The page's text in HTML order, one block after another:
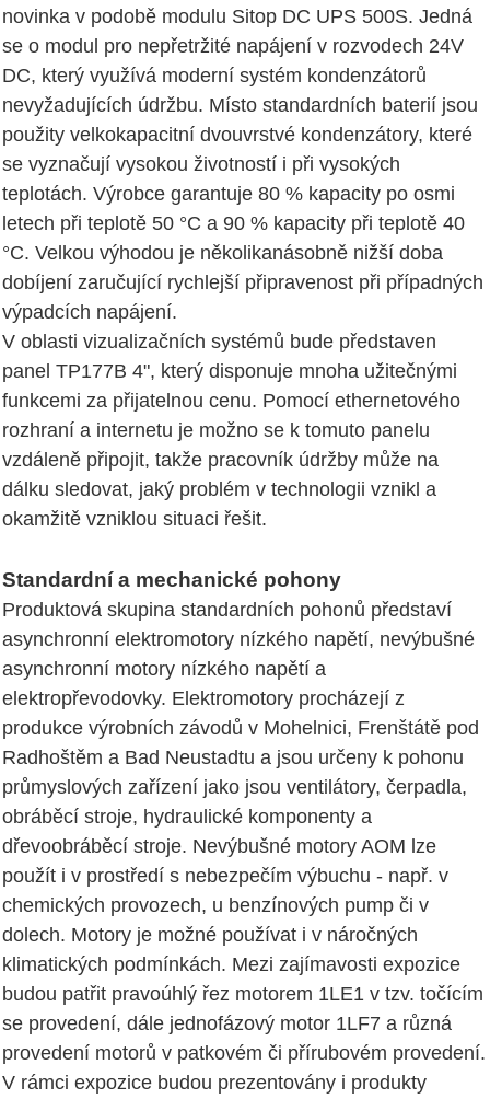
novinka v podobě modulu Sitop DC UPS 500S. Jedná
se o modul pro nepřetržité napájení v rozvodech 24V
DC, který využívá moderní systém kondenzátorů
nevyžadujících údržbu. Místo standardních baterií jsou
použity velkokapacitní dvouvrstvé kondenzátory, které
se vyznačují vysokou životností i při vysokých
teplotách. Výrobce garantuje 80 % kapacity po osmi
letech při teplotě 50 °C a 90 % kapacity při teplotě 40
°C. Velkou výhodou je několikanásobně nižší doba
dobíjení zaručující rychlejší připravenost při případných
výpadcích napájení.
V oblasti vizualizačních systémů bude představen
panel TP177B 4", který disponuje mnoha užitečnými
funkcemi za přijatelnou cenu. Pomocí ethernetového
rozhraní a internetu je možno se k tomuto panelu
vzdáleně připojit, takže pracovník údržby může na
dálku sledovat, jaký problém v technologii vznikl a
okamžitě vzniklou situaci řešit.
Standardní a mechanické pohony
Produktová skupina standardních pohonů představí
asynchronní elektromotory nízkého napětí, nevýbušné
asynchronní motory nízkého napětí a
elektropřevodovky. Elektromotory procházejí z
produkce výrobních závodů v Mohelnici, Frenštátě pod
Radhoštěm a Bad Neustadtu a jsou určeny k pohonu
průmyslových zařízení jako jsou ventilátory, čerpadla,
obráběcí stroje, hydraulické komponenty a
dřevoobráběcí stroje. Nevýbušné motory AOM lze
použít i v prostředí s nebezpečím výbuchu - např. v
chemických provozech, u benzínových pump či v
dolech. Motory je možné používat i v náročných
klimatických podmínkách. Mezi zajímavosti expozice
budou patřit pravoúhlý řez motorem 1LE1 v tzv. točícím
se provedení, dále jednofázový motor 1LF7 a různá
provedení motorů v patkovém či přírubovém provedení.
V rámci expozice budou prezentovány i produkty